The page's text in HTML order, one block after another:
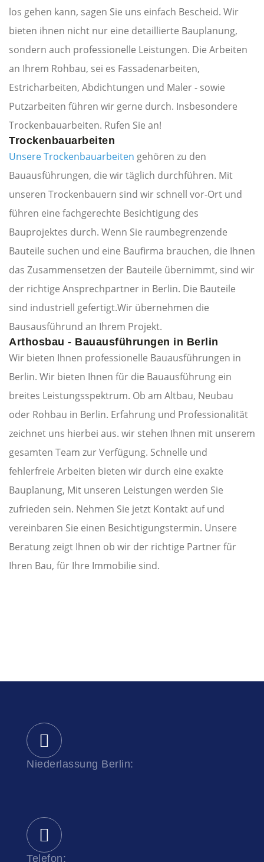
los gehen kann, sagen Sie uns einfach Bescheid. Wir
bieten ihnen nicht nur eine detaillierte Bauplanung,
sondern auch professionelle Leistungen. Die Arbeiten
an Ihrem Rohbau, sei es Fassadenarbeiten,
Estricharbeiten, Abdichtungen und Maler - sowie
Putzarbeiten führen wir gerne durch. Insbesondere
Trockenbauarbeiten. Rufen Sie an!
Trockenbauarbeiten
Unsere Trockenbauarbeiten gehören zu den
Bauausführungen, die wir täglich durchführen. Mit
unseren Trockenbauern sind wir schnell vor-Ort und
führen eine fachgerechte Besichtigung des
Bauprojektes durch. Wenn Sie raumbegrenzende
Bauteile suchen und eine Baufirma brauchen, die Ihnen
das Zusammensetzen der Bauteile übernimmt, sind wir
der richtige Ansprechpartner in Berlin. Die Bauteile
sind industriell gefertigt.Wir übernehmen die
Bausausführund an Ihrem Projekt.
Arthosbau - Bauausführungen in Berlin
Wir bieten Ihnen professionelle Bauausführungen in
Berlin. Wir bieten Ihnen für die Bauausführung ein
breites Leistungsspektrum. Ob am Altbau, Neubau
oder Rohbau in Berlin. Erfahrung und Professionalität
zeichnet uns hierbei aus. wir stehen Ihnen mit unserem
gesamten Team zur Verfügung. Schnelle und
fehlerfreie Arbeiten bieten wir durch eine exakte
Bauplanung, Mit unseren Leistungen werden Sie
zufrieden sein. Nehmen Sie jetzt Kontakt auf und
vereinbaren Sie einen Besichtigungstermin. Unsere
Beratung zeigt Ihnen ob wir der richtige Partner für
Ihren Bau, für Ihre Immobilie sind.
Niederlassung Berlin:
Telefon: